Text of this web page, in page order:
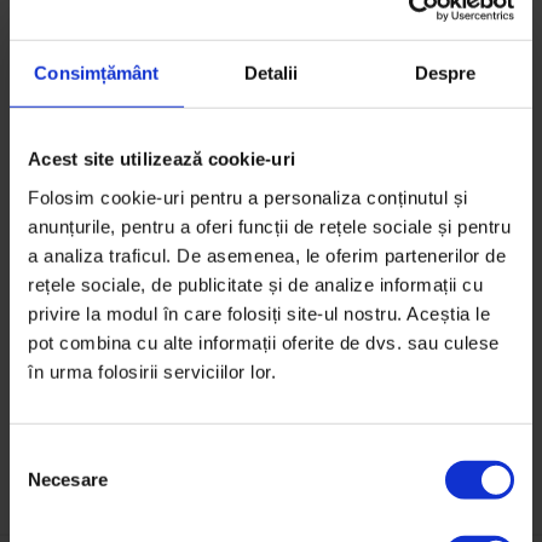
Consimțământ Detalii Despre
Acest site utilizează cookie-uri
Folosim cookie-uri pentru a personaliza conținutul și
anunțurile, pentru a oferi funcții de rețele sociale și pentru
a analiza traficul. De asemenea, le oferim partenerilor de
rețele sociale, de publicitate și de analize informații cu
privire la modul în care folosiți site-ul nostru. Aceștia le
pot combina cu alte informații oferite de dvs. sau culese
în urma folosirii serviciilor lor.
Necesare
nu am trecut prin bullying sau abuzuri sau hărțuire.
Dacă azi fetele au mai multe resurse să identifice
nedreptățile și să vorbească despre ele, și noi trebuie
să le sprijinim să găsească mai ușor spațiile în care o
pot face în siguranță. Mi-ar plăcea ca taberele
organizate de adolescente prin forțe proprii să nu fie
singurul astfel de loc. Să putem vorbi despre
inegalitate de gen și hărțuire sexuală și în familie, și în
școli, chiar și la muncă, cu femei și bărbați laolaltă. Ca
să creștem și să schimbăm ceva împreună, nu
separat.